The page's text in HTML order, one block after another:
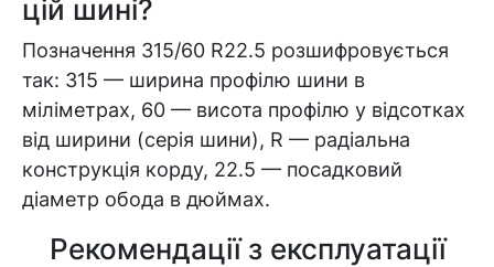
цій шині?
Позначення 315/60 R22.5 розшифровується
так: 315 — ширина профілю шини в
міліметрах, 60 — висота профілю у відсотках
від ширини (серія шини), R — радіальна
конструкція корду, 22.5 — посадковий
діаметр обода в дюймах.
Рекомендації з експлуатації